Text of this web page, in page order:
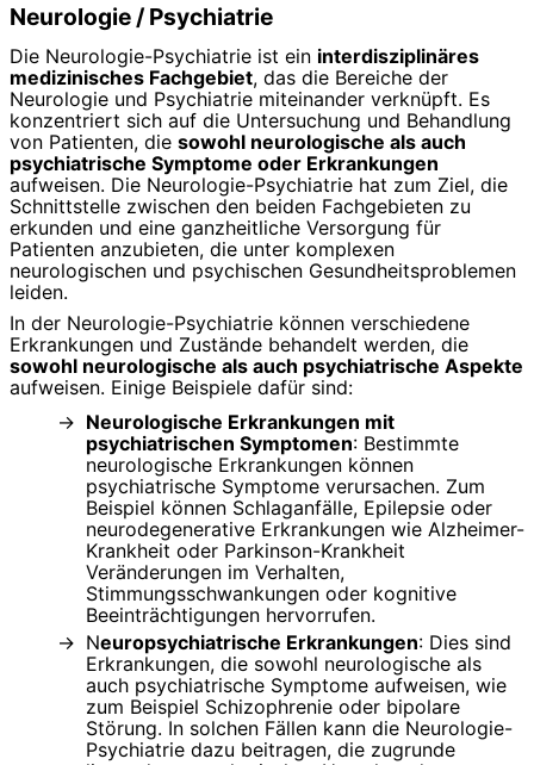
Neurologie / Psychiatrie
Die Neurologie-Psychiatrie ist ein interdisziplinäres
medizinisches Fachgebiet, das die Bereiche der
Neurologie und Psychiatrie miteinander verknüpft. Es
konzentriert sich auf die Untersuchung und Behandlung
von Patienten, die sowohl neurologische als auch
psychiatrische Symptome oder Erkrankungen
aufweisen. Die Neurologie-Psychiatrie hat zum Ziel, die
Schnittstelle zwischen den beiden Fachgebieten zu
erkunden und eine ganzheitliche Versorgung für
Patienten anzubieten, die unter komplexen
neurologischen und psychischen Gesundheitsproblemen
leiden.
In der Neurologie-Psychiatrie können verschiedene
Erkrankungen und Zustände behandelt werden, die
sowohl neurologische als auch psychiatrische Aspekte
aufweisen. Einige Beispiele dafür sind:
Neurologische Erkrankungen mit
psychiatrischen Symptomen: Bestimmte
neurologische Erkrankungen können
psychiatrische Symptome verursachen. Zum
Beispiel können Schlaganfälle, Epilepsie oder
neurodegenerative Erkrankungen wie Alzheimer-
Krankheit oder Parkinson-Krankheit
Veränderungen im Verhalten,
Stimmungsschwankungen oder kognitive
Beeinträchtigungen hervorrufen.
Neuropsychiatrische Erkrankungen: Dies sind
Erkrankungen, die sowohl neurologische als
auch psychiatrische Symptome aufweisen, wie
zum Beispiel Schizophrenie oder bipolare
Störung. In solchen Fällen kann die Neurologie-
Psychiatrie dazu beitragen, die zugrunde